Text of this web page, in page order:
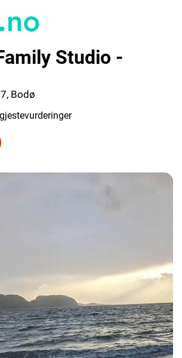
Studio -
Bodø